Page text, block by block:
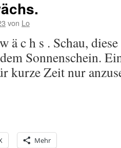
von Lo
ä c h s . Schau,
Sonnenschein.
kurze Zeit nur
Mehr